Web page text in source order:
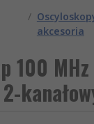
/
akcesoria
100